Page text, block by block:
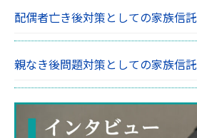
配偶者亡き後対策としての家族信託
親なき後問題対策としての家族信託